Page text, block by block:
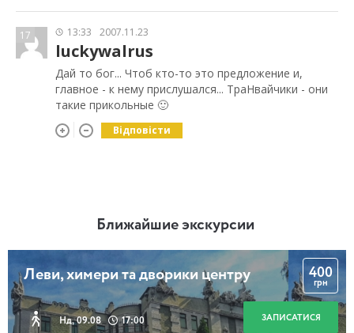
17 13:33 2007.11.23
luckywalrus
Дай то бог... Чтоб кто-то это предложение и,
главное - к нему прислушался... ТраНвайчики - они
такие прикольные 🙂
Відповісти
Ближайшие экскурсии
Леви, химери та дворики центру
Нд, 09.08 17:00
400
грн
ЗАПИСАТИСЯ